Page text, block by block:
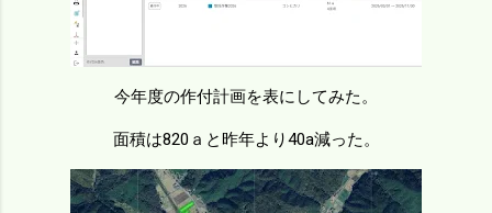
今年度の作付計画を表にしてみた。
面積は820ａと昨年より40a減った。